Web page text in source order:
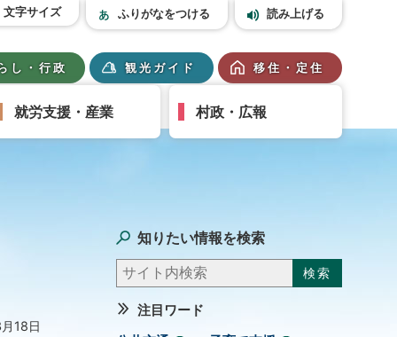
文字サイズ ふりがなをつける 読み上げる
し・行政 観光ガイド 移住・定住
就労支援・産業 村政・広報
18日
知りたい情報を検索
注目ワード